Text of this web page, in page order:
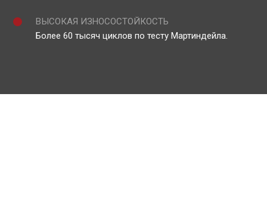
ВЫСОКАЯ ИЗНОСОСТОЙКОСТЬ
Более 60 тысяч циклов по тесту Мартиндейла.